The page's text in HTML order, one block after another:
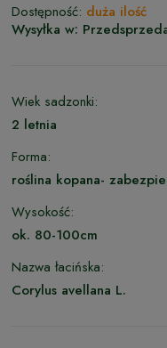
Dostępność: duża ilość
Wysyłka w:
Wiek sadzonki:
2 letnia
Forma:
roślina kopana-
Wysokość:
ok. 80-100cm
Nazwa łacińska:
Corylus avellana L.